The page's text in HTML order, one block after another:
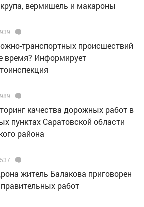
вермишель и макароны
транспортных происшествий
время? Информирует
качества дорожных работ в
пунктах Саратовской области
района
житель Балакова приговорен
работ